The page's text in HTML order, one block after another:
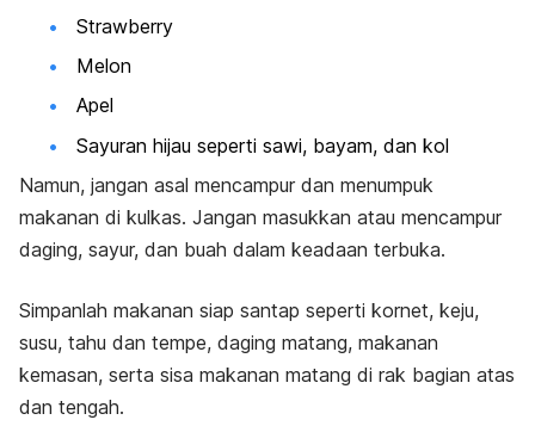
Strawberry
Melon
Apel
Sayuran hijau seperti sawi, bayam, dan kol
Namun, jangan asal mencampur dan menumpuk
makanan di kulkas. Jangan masukkan atau mencampur
daging, sayur, dan buah dalam keadaan terbuka.
Simpanlah makanan siap santap seperti kornet, keju,
susu, tahu dan tempe, daging matang, makanan
kemasan, serta sisa makanan matang di rak bagian atas
dan tengah.